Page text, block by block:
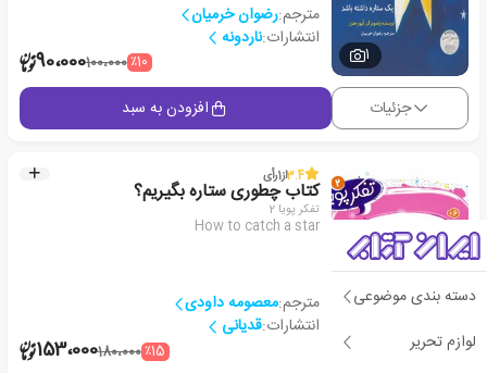
دسته بندی موضوعی
لوازم تحریر
1
مترجم:رضوان خرمیان
انتشارات:ناردونه
٪10100،00090،000
جزئیات افزودن به سبد
3.4از1رأی
کتاب چطوری ستاره بگیریم؟
تفکر پویا 2
How to catch a star
مترجم:معصومه داودی
انتشارات:قدیانی
٪15180،000153،000